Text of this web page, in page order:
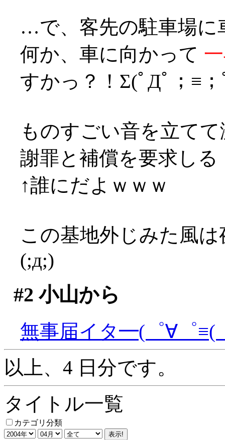
…で、客先の駐車場に
何か、車に向かって
すかっ？！Σ(ﾟДﾟ；≡；
ものすごい音を立て
謝罪と補償を要求しる
↑誰にだよｗｗｗ
この基地外じみた風
(;д;)
#2 小山から
無事届イタ━(゜∀゜
以上、4 日分です。
タイトル一覧
カテゴリ分類